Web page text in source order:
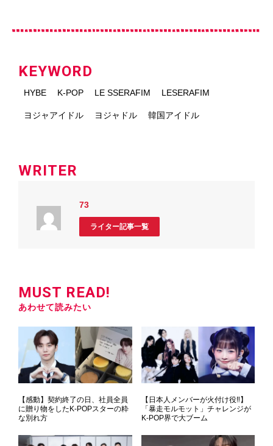
KEYWORD
HYBE K-POP LE SSERAFIM LESERAFIM
ヨジャアイドル ヨジャドル 韓国アイドル
WRITER
73
ライター記事一覧
MUST READ!
あわせて読みたい
【感動】契約終了の日、社員全員
に贈り物をしたK-POPスターの粋
な別れ方
【日本人メンバーが火付け役‼】
「暴走モルモット」チャレンジが
K-POP界で大ブーム